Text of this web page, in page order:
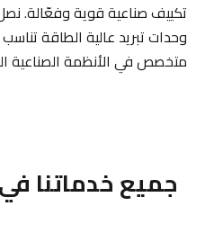
وحدات تبريد عالية الطاقة
متخصص في الأنظمة الصناعية
جميع خدماتنا